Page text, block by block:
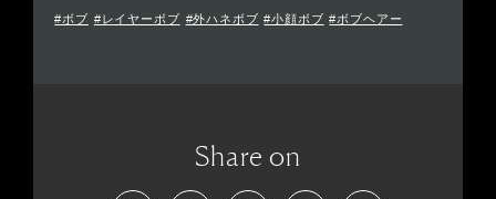
#ボブ #レイヤーボブ #外ハネボブ #小顔ボブ #ボブヘアー
Share on